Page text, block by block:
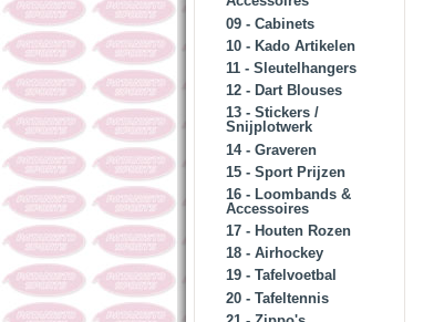
09 - Cabinets
10 - Kado Artikelen
11 - Sleutelhangers
12 - Dart Blouses
13 - Stickers /
Snijplotwerk
14 - Graveren
15 - Sport Prijzen
16 - Loombands &
Accessoires
17 - Houten Rozen
18 - Airhockey
19 - Tafelvoetbal
20 - Tafeltennis